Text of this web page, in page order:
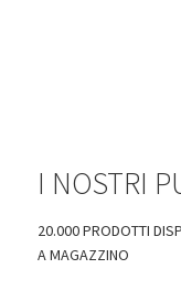
I NOSTRI
20.000 PRODOTTI
A MAGAZZINO